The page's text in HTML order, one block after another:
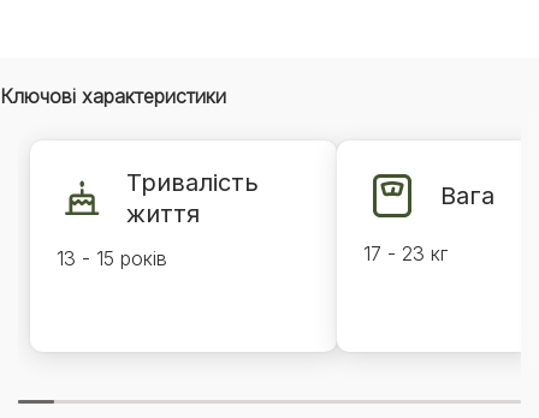
Ключові характеристики
Тривалість
життя
13 - 15 років
Вага
17 - 23 кг